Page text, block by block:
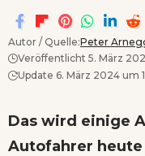
Autor / Quelle:Peter
Veröffentlicht 5. März
Update 6. März 2024 um
Das wird einige
Autofahrer